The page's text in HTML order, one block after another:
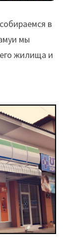
в
мы
жилища и